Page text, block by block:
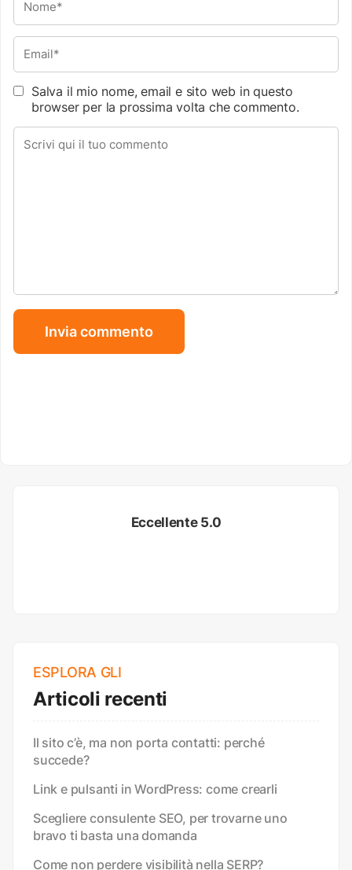
Salva il mio nome, email e sito web in questo
browser per la prossima volta che commento.
Eccellente 5.0
ESPLORA GLI
Articoli recenti
Il sito c’è, ma non porta contatti: perché
succede?
Link e pulsanti in WordPress: come crearli
Scegliere consulente SEO, per trovarne uno
bravo ti basta una domanda
Come non perdere visibilità nella SERP?